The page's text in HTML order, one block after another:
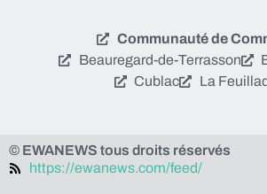
Communauté de
Beauregard-de-Terrasson
Cublac
La
© EWANEWS tous droits réservés
https://ewanews.com/feed/